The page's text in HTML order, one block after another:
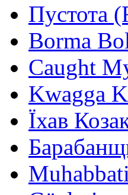
Пустота
Borma
Caught
Kwagga
Їхав